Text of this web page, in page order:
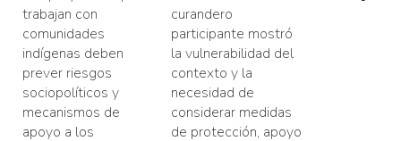
trabajan con
comunidades
indígenas deben
prever riesgos
sociopolíticos y
mecanismos de
apoyo a los
curandero
participante mostró
la vulnerabilidad del
contexto y la
necesidad de
considerar medidas
de protección, apoyo